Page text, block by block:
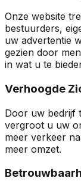
Onze website
bestuurders,
uw advertentie
gezien door
in wat u te
Verhoogde
Door uw bedrijf
vergroot u uw
meer verkeer
meer omzet.